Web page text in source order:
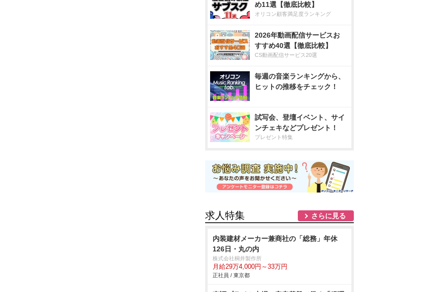
め11選【徹底比較】
オリコン顧客満足度ランキング
2026年動画配信サービスお
すすめ40選【徹底比較】
CS動画配信サービス20選
毎週の音楽ランキングから、
ヒットの推移をチェック！
試写会、登壇イベント、サイ
ンチェキなどプレゼント！
プレゼント特集
求人特集 さらに見る
内装建材メーカー兼商社の「総務」年休
126日・丸の内
株式会社桐井製作所
月給29万4,000円～33万円
正社員 / 東京都